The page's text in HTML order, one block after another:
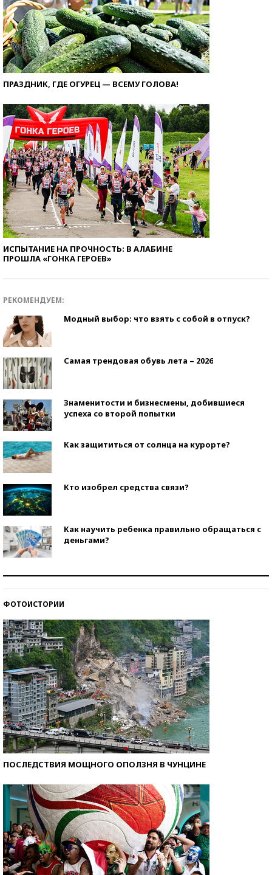
ПРАЗДНИК, ГДЕ ОГУРЕЦ — ВСЕМУ ГОЛОВА!
ИСПЫТАНИЕ НА ПРОЧНОСТЬ: В АЛАБИНЕ
ПРОШЛА «ГОНКА ГЕРОЕВ»
РЕКОМЕНДУЕМ:
Модный выбор: что взять с собой в отпуск?
Самая трендовая обувь лета – 2026
Знаменитости и бизнесмены, добившиеся
успеха со второй попытки
Как защититься от солнца на курорте?
Кто изобрел средства связи?
Как научить ребенка правильно обращаться с
деньгами?
ФОТОИСТОРИИ
ПОСЛЕДСТВИЯ МОЩНОГО ОПОЛЗНЯ В ЧУНЦИНЕ